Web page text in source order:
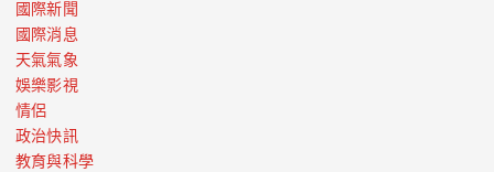
國際新聞
國際消息
天氣氣象
娛樂影視
情侶
政治快訊
教育與科學